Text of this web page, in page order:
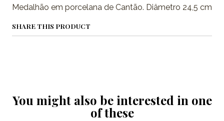
Medalhão em porcelana de Cantão. Diâmetro 24,5 cm
SHARE THIS PRODUCT
You might also be interested in one
of these